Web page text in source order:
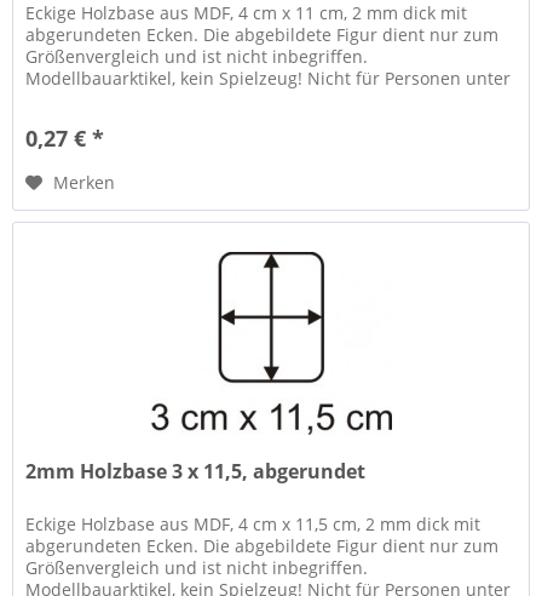
Eckige Holzbase aus MDF, 4 cm x 11 cm, 2 mm dick mit
abgerundeten Ecken. Die abgebildete Figur dient nur zum
Größenvergleich und ist nicht inbegriffen.
Modellbauarktikel, kein Spielzeug! Nicht für Personen unter
0,27 € *
Merken
2mm Holzbase 3 x 11,5, abgerundet
Eckige Holzbase aus MDF, 4 cm x 11,5 cm, 2 mm dick mit
abgerundeten Ecken. Die abgebildete Figur dient nur zum
Größenvergleich und ist nicht inbegriffen.
Modellbauarktikel, kein Spielzeug! Nicht für Personen unter